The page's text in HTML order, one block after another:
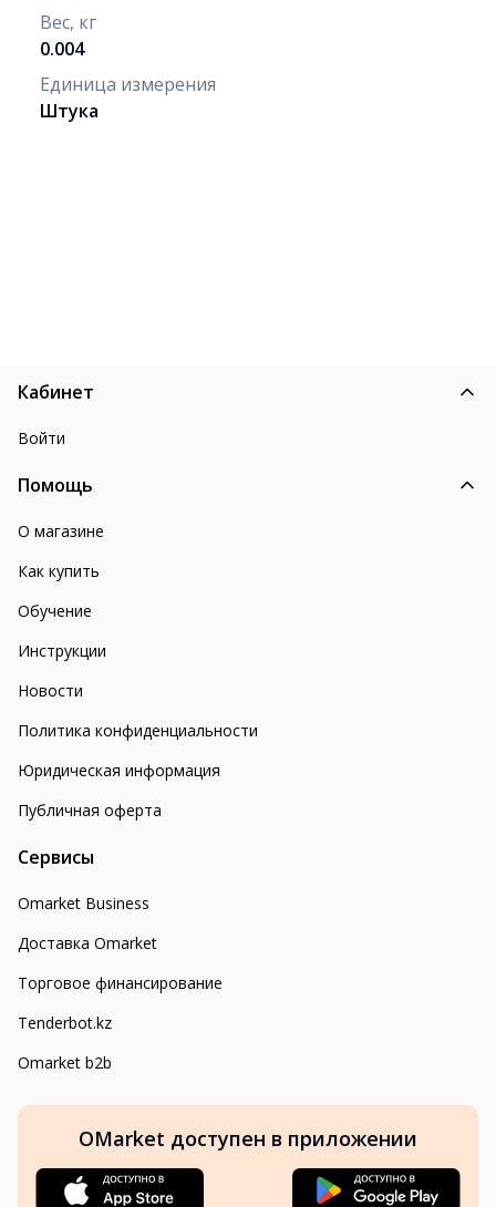
Вес, кг
0.004
Единица измерения
Штука
Кабинет
Войти
Помощь
О магазине
Как купить
Обучение
Инструкции
Новости
Политика конфиденциальности
Юридическая информация
Публичная оферта
Сервисы
Omarket Business
Доставка Omarket
Торговое финансирование
Tenderbot.kz
Omarket b2b
OMarket доступен в приложении